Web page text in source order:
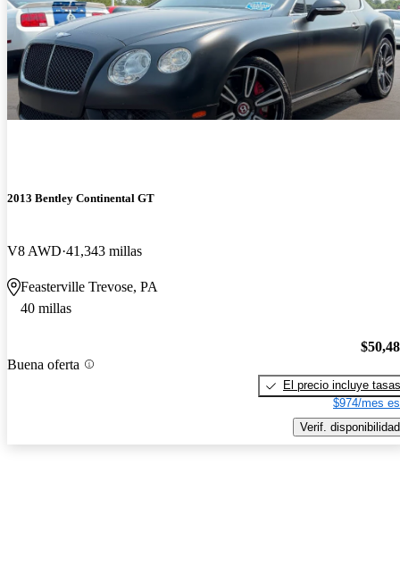
2013 Bentley Continental GT
V8 AWD 41,343 millas
Feasterville Trevose, PA
40 millas
Buena oferta
El precio incluye tasas
$974/mes
Verif. disponibilidad